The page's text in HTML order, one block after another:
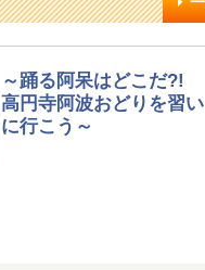
～踊る阿呆はどこだ?!
高円寺阿波おどりを習い
に行こう～